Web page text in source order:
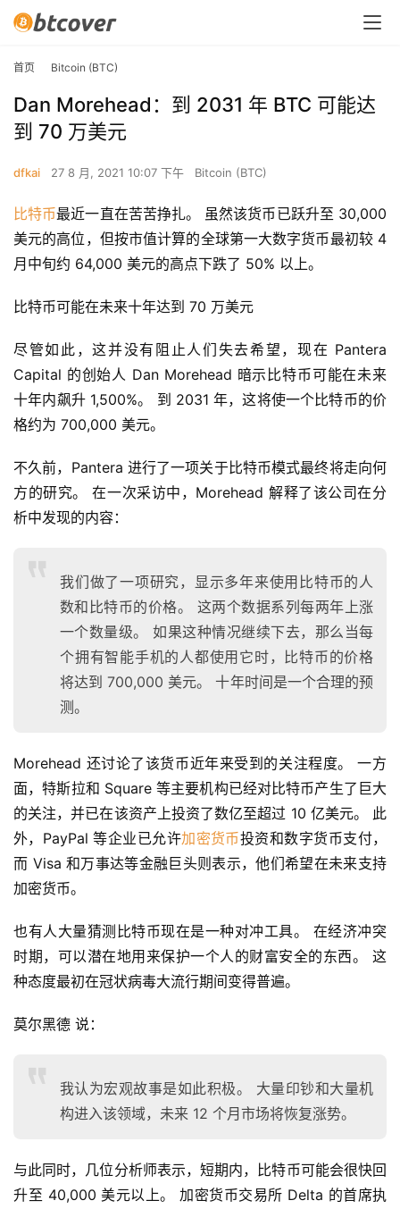
首页 Bitcoin (BTC)
Dan Morehead：到 2031 年 BTC 可能达
到 70 万美元
dfkai 27 8 月, 2021 10:07 下午 Bitcoin (BTC)
比特币最近一直在苦苦挣扎。 虽然该货币已跃升至 30,000
美元的高位，但按市值计算的全球第一大数字货币最初较 4
月中旬约 64,000 美元的高点下跌了 50% 以上。
比特币可能在未来十年达到 70 万美元
尽管如此，这并没有阻止人们失去希望，现在 Pantera
Capital 的创始人 Dan Morehead 暗示比特币可能在未来
十年内飙升 1,500%。 到 2031 年，这将使一个比特币的价
格约为 700,000 美元。
不久前，Pantera 进行了一项关于比特币模式最终将走向何
方的研究。 在一次采访中，Morehead 解释了该公司在分
析中发现的内容：
我们做了一项研究，显示多年来使用比特币的人
数和比特币的价格。 这两个数据系列每两年上涨
一个数量级。 如果这种情况继续下去，那么当每
个拥有智能手机的人都使用它时，比特币的价格
将达到 700,000 美元。 十年时间是一个合理的预
测。
Morehead 还讨论了该货币近年来受到的关注程度。 一方
面，特斯拉和 Square 等主要机构已经对比特币产生了巨大
的关注，并已在该资产上投资了数亿至超过 10 亿美元。 此
外，PayPal 等企业已允许加密货币投资和数字货币支付，
而 Visa 和万事达等金融巨头则表示，他们希望在未来支持
加密货币。
也有人大量猜测比特币现在是一种对冲工具。 在经济冲突
时期，可以潜在地用来保护一个人的财富安全的东西。 这
种态度最初在冠状病毒大流行期间变得普遍。
莫尔黑德 说：
我认为宏观故事是如此积极。 大量印钞和大量机
构进入该领域，未来 12 个月市场将恢复涨势。
与此同时，几位分析师表示，短期内，比特币可能会很快回
升至 40,000 美元以上。 加密货币交易所 Delta 的首席执